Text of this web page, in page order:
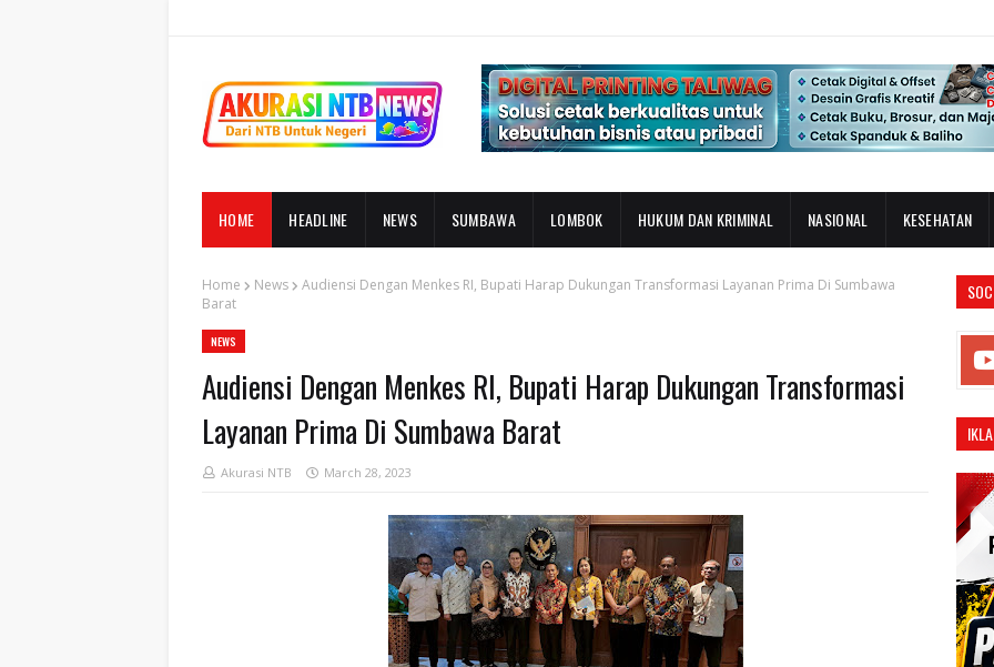
HOME HEADLINE NEWS SUMBAWA LOMBOK HUKUM DAN KRIMINAL NASIONAL KESEHATAN
Home News
Audiensi Dengan Menkes RI, Bupati Harap Dukungan Transformasi Layanan Prima Di Sumbawa
Barat
NEWS
Audiensi Dengan Menkes RI, Bupati Harap Dukungan Transformasi
Layanan Prima Di Sumbawa Barat
Akurasi NTB March 28, 2023